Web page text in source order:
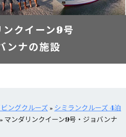
ンクイーン9号
ンナの施設
ングクルーズ » シミランクルーズ 4泊
» マンダリンクイーン9号・ジョバンナ